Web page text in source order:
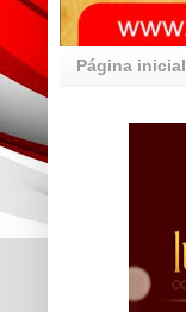
Página inicial